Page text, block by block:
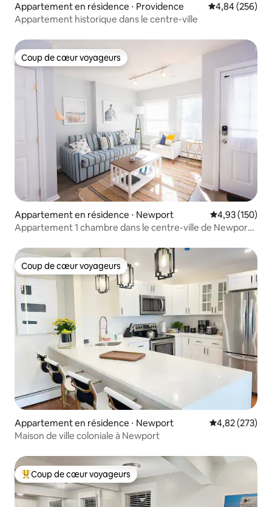
Appartement en résidence ⋅ Providence Évaluation
4,84 (256)
Appartement historique dans le centre-ville
Coup de cœur voyageurs
Coup de cœur voyageurs
Appartement en résidence ⋅ Newport Évaluation
4,93 (150)
Appartement 1 chambre dans le centre-ville de Newport !
Coup de cœur voyageurs
Coup de cœur voyageurs
Appartement en résidence ⋅ Newport Évaluation
4,82 (273)
Maison de ville coloniale à Newport
Coups de cœur voyageurs les plus appréciés
Coup de cœur voyageurs